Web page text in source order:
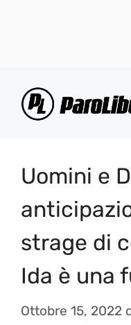
Uomini e
strage di
Ida è una
Ottobre 15, 2022